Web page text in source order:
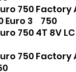
750 Factory
Euro 3 750
750 4T 8V LC
750 Factory